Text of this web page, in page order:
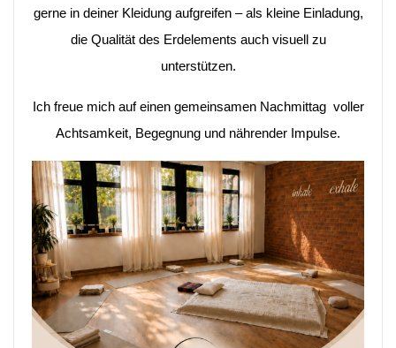
gerne in deiner Kleidung aufgreifen – als kleine Einladung,
die Qualität des Erdelements auch visuell zu
unterstützen.
Ich freue mich auf einen gemeinsamen Nachmittag voller
Achtsamkeit, Begegnung und nährender Impulse.